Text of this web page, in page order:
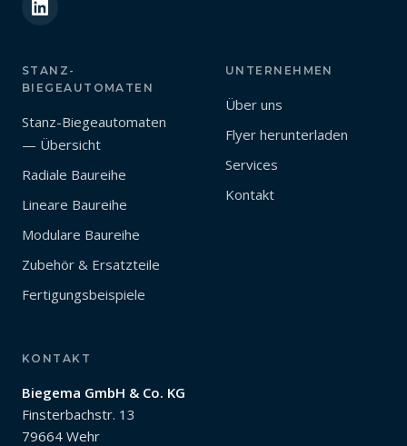
STANZ-
BIEGEAUTOMATEN
Stanz-Biegeautomaten
— Übersicht
Radiale Baureihe
Lineare Baureihe
Modulare Baureihe
Zubehör & Ersatzteile
Fertigungsbeispiele
UNTERNEHMEN
Über uns
Flyer herunterladen
Services
Kontakt
KONTAKT
Biegema GmbH & Co. KG
Finsterbachstr. 13
79664 Wehr